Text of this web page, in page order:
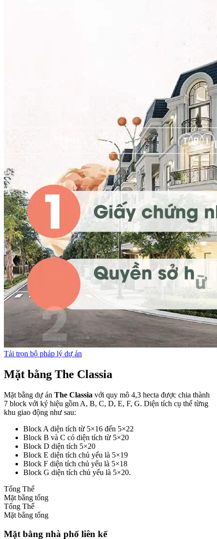
Tải trọn bộ pháp lý dự án
Mặt bằng The Classia
Mặt bằng dự án The Classia với quy mô 4,3 hecta được chia thành
7 block với ký hiệu gồm A, B, C, D, E, F, G. Diện tích cụ thể từng
khu giao động như sau:
Block A diện tích từ 5×16 đến 5×22
Block B và C có diện tích từ 5×20
Block D diện tích 5×20
Block E diện tích chủ yếu là 5×19
Block F diện tích chủ yếu là 5×18
Block G diện tích chủ yếu là 5×20.
Tổng Thể
Mặt bẳng tổng
Tổng Thể
Mặt bẳng tổng
Mặt bằng nhà phố liên kế